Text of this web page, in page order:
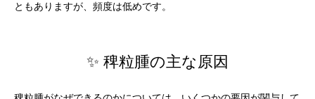
ともありますが、頻度は低めです。
✨ 稗粒腫の主な原因